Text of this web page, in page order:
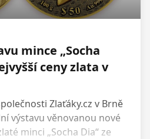
mince „Socha
ceny zlata v
Zlaťáky.cz v Brně
výstavu věnovanou nové
minci „Socha Dia“ ze